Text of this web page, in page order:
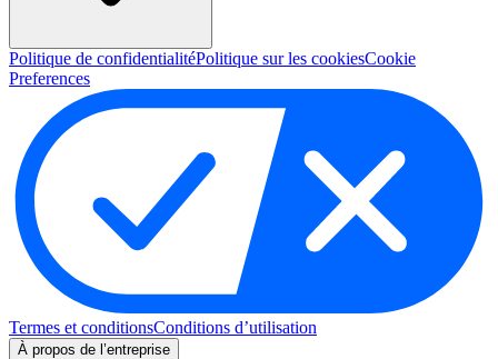
Politique de confidentialitéPolitique sur les cookiesCookie
Preferences
Termes et conditionsConditions d’utilisation
À propos de l’entreprise